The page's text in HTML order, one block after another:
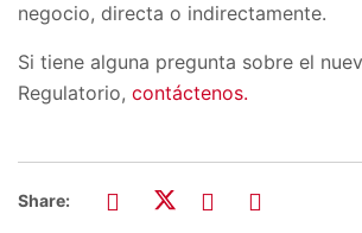
negocio, directa o indirectamente.
Si tiene alguna pregunta sobre el
Regulatorio, contáctenos.
Share: